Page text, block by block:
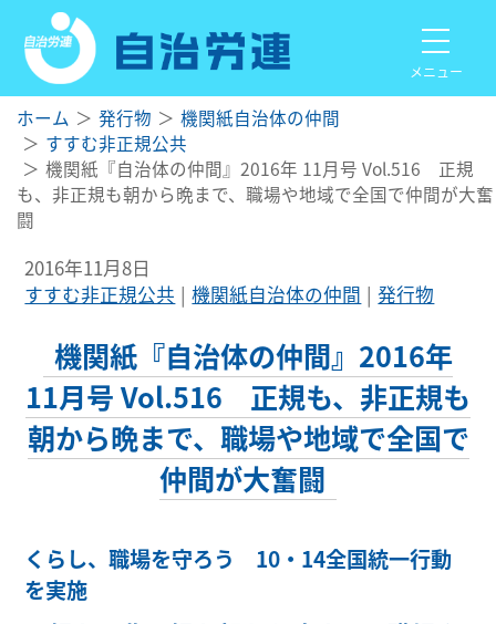
メニュー
ホーム 発行物
機関紙自治体の仲間
すすむ非正規公共
機関紙『自治体の仲間』2016年 11月号 Vol.516 正規
も、非正規も朝から晩まで、職場や地域で全国で仲間が大奮
闘
2016年11月8日
すすむ非正規公共
機関紙自治体の仲間 発行物
機関紙『自治体の仲間』2016年
11月号 Vol.516 正規も、非正規も
朝から晩まで、職場や地域で全国で
仲間が大奮闘
くらし、職場を守ろう 10・14全国統一行動
を実施